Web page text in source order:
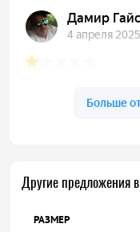
Другие предложения